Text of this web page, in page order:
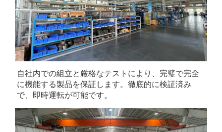
自社内での組立と厳格なテストにより、完璧で完全
に機能する製品を保証します。徹底的に検証済み
で、即時運転が可能です。